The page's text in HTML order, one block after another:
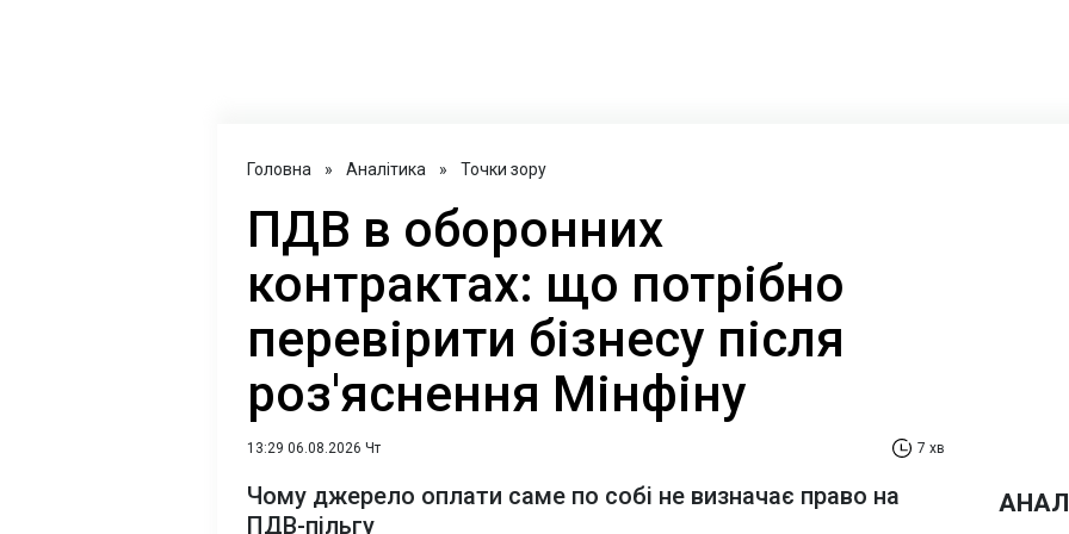
Головна » Аналітика » Точки зору
ПДВ в оборонних
контрактах: що потрібно
перевірити бізнесу після
роз'яснення Мінфіну
13:29 06.08.2026 Чт 7 хв
Чому джерело оплати саме по собі не визначає право на
ПДВ-пільгу